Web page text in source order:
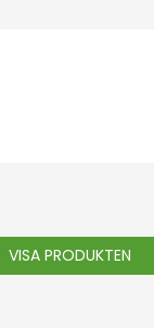
VISA PRODUKTEN